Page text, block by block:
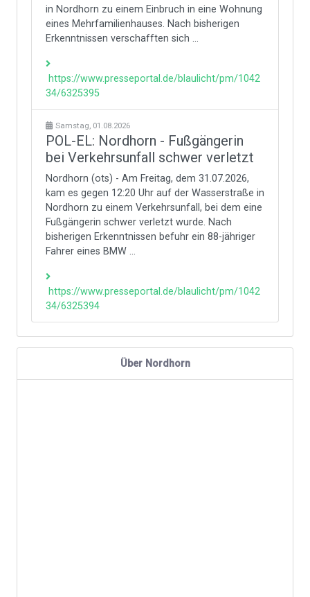
in Nordhorn zu einem Einbruch in eine Wohnung
eines Mehrfamilienhauses. Nach bisherigen
Erkenntnissen verschafften sich ...
https://www.presseportal.de/blaulicht/pm/1042
34/6325395
Samstag, 01.08.2026
POL-EL: Nordhorn - Fußgängerin
bei Verkehrsunfall schwer verletzt
Nordhorn (ots) - Am Freitag, dem 31.07.2026,
kam es gegen 12:20 Uhr auf der Wasserstraße in
Nordhorn zu einem Verkehrsunfall, bei dem eine
Fußgängerin schwer verletzt wurde. Nach
bisherigen Erkenntnissen befuhr ein 88-jähriger
Fahrer eines BMW ...
https://www.presseportal.de/blaulicht/pm/1042
34/6325394
Über Nordhorn